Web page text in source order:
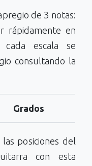
de 3 notas:
rápidamente en
escala se
consultando la
Grados
posiciones del
con esta